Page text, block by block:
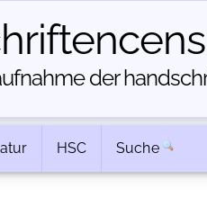
der
HSC Suche